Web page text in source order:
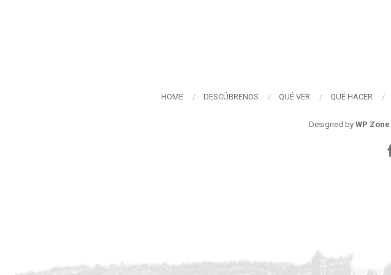
HOME DESCÚBRENOS QUÉ VER QUÉ HACER
Designed by WP Zone